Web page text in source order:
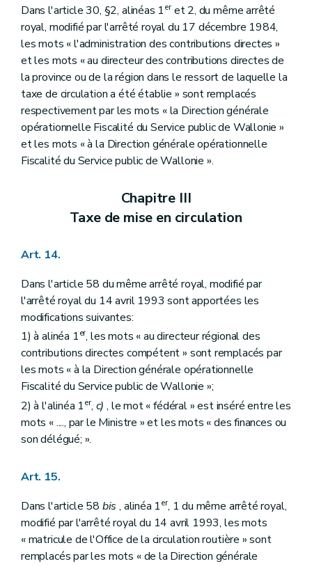
Dans l'article 30, §2, alinéas 1eret 2, du même arrêté
royal, modifié par l'arrêté royal du 17 décembre 1984,
les mots « l'administration des contributions directes »
et les mots « au directeur des contributions directes de
la province ou de la région dans le ressort de laquelle la
taxe de circulation a été établie » sont remplacés
respectivement par les mots « la Direction générale
opérationnelle Fiscalité du Service public de Wallonie »
et les mots « à la Direction générale opérationnelle
Fiscalité du Service public de Wallonie ».
Chapitre III
Taxe de mise en circulation
Art. 14.
Dans l'article 58 du même arrêté royal, modifié par
l'arrêté royal du 14 avril 1993 sont apportées les
modifications suivantes:
1) à alinéa 1er, les mots « au directeur régional des
contributions directes compétent » sont remplacés par
les mots « à la Direction générale opérationnelle
Fiscalité du Service public de Wallonie »;
2) à l'alinéa 1er, c) , le mot « fédéral » est inséré entre les
mots « ...., par le Ministre » et les mots « des finances ou
son délégué; ».
Art. 15.
Dans l'article 58 bis , alinéa 1er, 1 du même arrêté royal,
modifié par l'arrêté royal du 14 avril 1993, les mots
« matricule de l'Office de la circulation routière » sont
remplacés par les mots « de la Direction générale